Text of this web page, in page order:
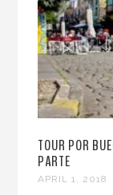
TOUR POR
PARTE
APRIL 1, 2018